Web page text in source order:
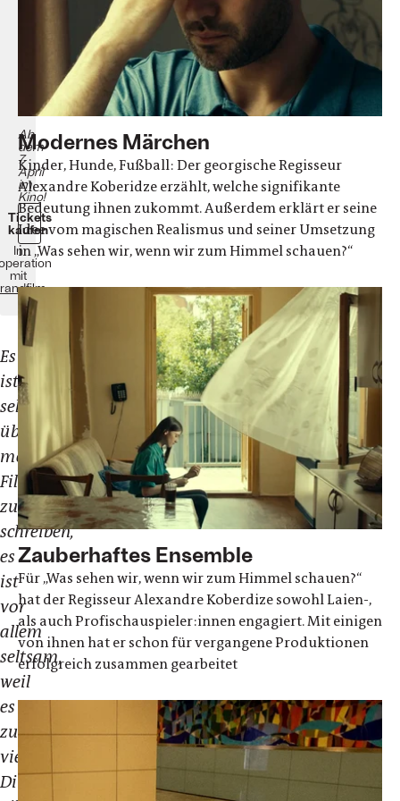
Deutschland/Georgien
Minuten
Ab
dem
7.
April
im
Kino!
Tickets
kaufen
In
mit
Es
ist
seltsam
über
meinen
Film
zu
schreiben,
es
ist
vor
allem
seltsam,
weil
es
zu
viele
Dinge
Modernes Märchen
Kinder, Hunde, Fußball: Der georgische Regisseur
Alexandre Koberidze erzählt, welche signifikante
Bedeutung ihnen zukommt. Außerdem erklärt er seine
Idee vom magischen Realismus und seiner Umsetzung
in „Was sehen wir, wenn wir zum Himmel schauen?“
Zauberhaftes Ensemble
Für „Was sehen wir, wenn wir zum Himmel schauen?“
hat der Regisseur Alexandre Koberdize sowohl Laien-,
als auch Profischauspieler:innen engagiert. Mit einigen
von ihnen hat er schon für vergangene Produktionen
erfolgreich zusammen gearbeitet